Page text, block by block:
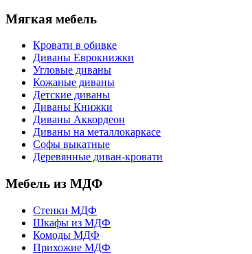
Мягкая мебель
Кровати в обивке
Диваны Еврокнижки
Угловые диваны
Кожаные диваны
Детские диваны
Диваны Книжки
Диваны Аккордеон
Диваны на металлокаркасе
Софы выкатные
Деревянные диван-кровати
Мебель из МДФ
Стенки МДФ
Шкафы из МДФ
Комоды МДФ
Прихожие МДФ